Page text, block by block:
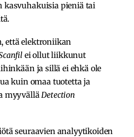
kasvuhakuisia pieniä tai
että elektroniikan
ei ollut liikkunut
ja sillä ei ehkä ole
kuin omaa tuotetta ja
myyvälläDetection
seuraavien analyytikoiden